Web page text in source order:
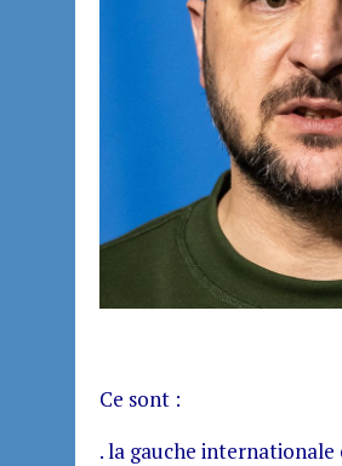
Ce sont :
. la gauche internationale